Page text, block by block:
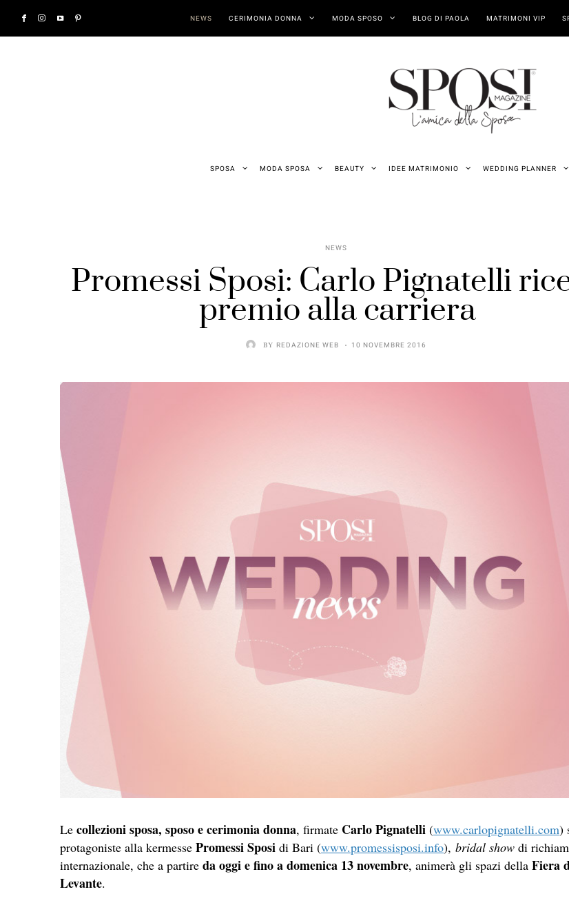
NEWS CERIMONIA DONNA MODA SPOSO BLOG DI PAOLA MATRIMONI VIP
SPOSA MODA SPOSA BEAUTY IDEE MATRIMONIO WEDDING PLANNER
NEWS
Promessi Sposi: Carlo Pignatelli
premio alla carriera
BY REDAZIONE WEB 10 NOVEMBRE 2016
Le collezioni sposa, sposo e cerimonia donna, firmate Carlo Pignatelli (www.carlopignatelli.com)
protagoniste alla kermesse Promessi Sposi di Bari (www.promessisposi.info), bridal show di
internazionale, che a partire da oggi e fino a domenica 13 novembre, animerà gli spazi della Fiera
Levante.